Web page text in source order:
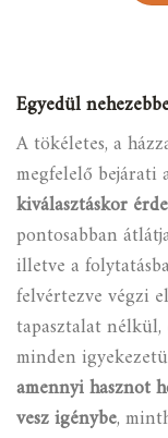
Egyedül
A tökéletes, a
megfelelő bejárati
kiválasztáskor
pontosabban
illetve a
felvértezve végzi
tapasztalat
minden
amennyi hasznot
vesz igénybe,